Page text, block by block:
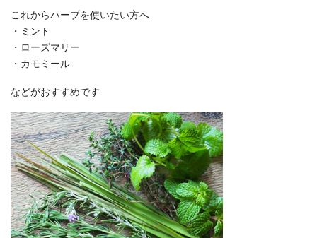
これからハーブを使いたい方へ
・ミント
・ローズマリー
・カモミール
などがおすすめです